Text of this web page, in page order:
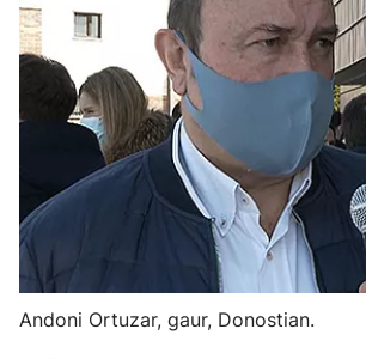
Andoni Ortuzar, gaur, Donostian.